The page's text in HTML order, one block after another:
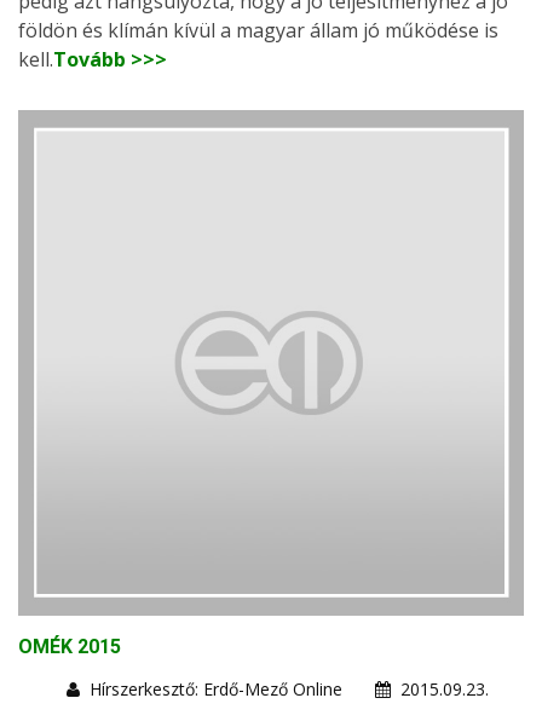
földön és klímán kívül a magyar állam jó működése is
kell.Tovább >>>
OMÉK 2015
Hírszerkesztő: Erdő-Mező Online
2015.09.23.